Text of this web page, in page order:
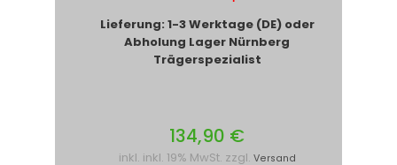
Lieferung: 1-3 Werktage (DE) oder
Abholung Lager Nürnberg
Trägerspezialist
134,90 €
inkl. inkl. 19% MwSt. zzgl. Versand